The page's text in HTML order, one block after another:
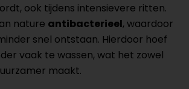
ook tijdens intensievere ritten.
nature antibacterieel, waardoor
snel ontstaan. Hierdoor hoef
vaak te wassen, wat het zowel
maakt.